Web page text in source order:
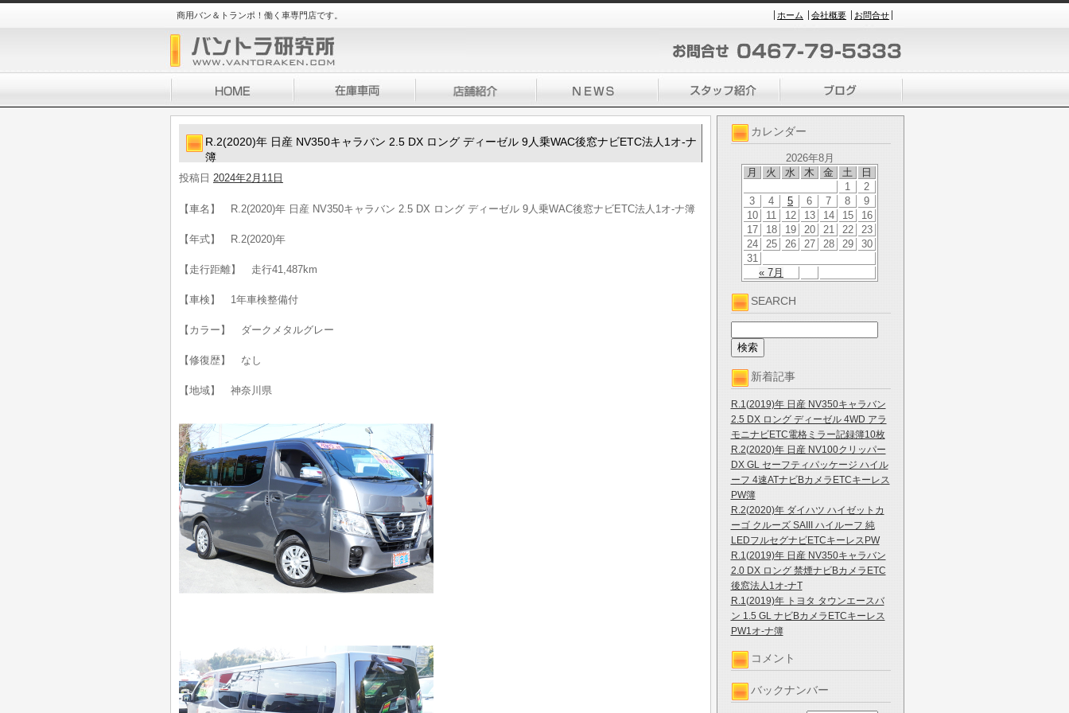
商用バン＆トランポ！働く車専門店です。 ホーム 会社概要 お問合せ
カレンダー
2026年8月
月
火 水 木 金 土 日
« 7月
1
2
3
4 5 6 7 8
9
10
11 12 13 14 15
16
17
18 19 20 21 22
23
24
25 26 27 28 29
30
31
SEARCH
新着記事
R.1(2019)年 日産 NV350キャラバン
2.5 DX ロング ディーゼル 4WD アラ
モニナビETC電格ミラー記録簿10枚
R.2(2020)年 日産 NV100クリッパー
DX GL セーフティパッケージ ハイル
ーフ 4速ATナビBカメラETCキーレス
PW簿
R.2(2020)年 ダイハツ ハイゼットカ
ーゴ クルーズ SAIII ハイルーフ 純
LEDフルセグナビETCキーレスPW
R.1(2019)年 日産 NV350キャラバン
2.0 DX ロング 禁煙ナビBカメラETC
後窓法人1オ-ナT
R.1(2019)年 トヨタ タウンエースバ
ン 1.5 GL ナビBカメラETCキーレス
PW1オ-ナ簿
コメント
バックナンバー
R.2(2020)年 日産 NV350キャラバン 2.5 DX ロング ディーゼル 9人乗WAC後窓ナビETC法人1オ-ナ
簿
投稿日 2024年2月11日
【車名】 R.2(2020)年 日産 NV350キャラバン 2.5 DX ロング ディーゼル 9人乗WAC後窓ナビETC法人1オ-ナ簿
【年式】 R.2(2020)年
【走行距離】 走行41,487km
【車検】 1年車検整備付
【カラー】 ダークメタルグレー
【修復歴】 なし
【地域】 神奈川県